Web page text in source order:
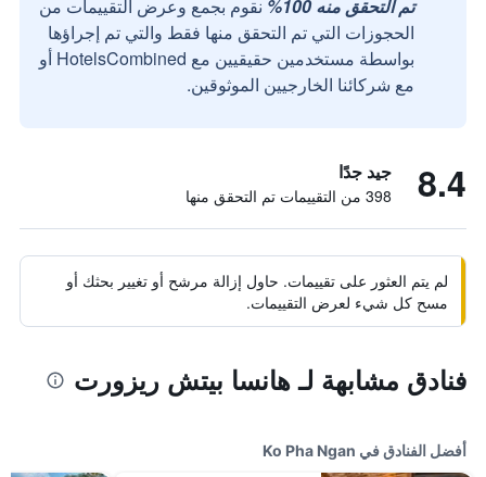
تم التحقق منه 100%
نقوم بجمع وعرض التقييمات من
الحجوزات التي تم التحقق منها فقط والتي تم إجراؤها
بواسطة مستخدمين حقيقيين مع HotelsCombined أو
مع شركائنا الخارجيين الموثوقين.
8.4 جيد جدًا
398 من التقييمات تم التحقق منها
لم يتم العثور على تقييمات. حاول إزالة مرشح أو تغيير بحثك أو
مسح كل شيء لعرض التقييمات.
فنادق مشابهة لـ هانسا بيتش ريزورت
أفضل الفنادق في Ko Pha Ngan